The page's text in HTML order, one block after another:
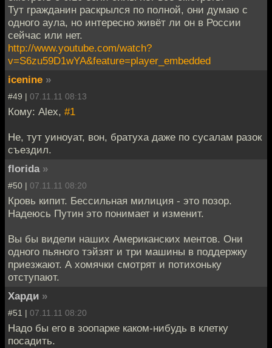
Тут гражданин раскрылся по полной, они думаю с
одного аула, но интересно живёт ли он в России
сейчас или нет.
http://www.youtube.com/watch?
v=S6zu59D1wYA&feature=player_embedded
icenine »
#49 | 07.11.11 08:13
Кому: Alex, #1
Не, тут уиноуат, вон, братуха даже по сусалам разок
съездил.
florida »
#50 | 07.11.11 08:20
Кровь кипит. Бессильная милиция - это позор.
Надеюсь Путин это понимает и изменит.
Вы бы видели наших Американских ментов. Они
одного пьяного тэйзят и три машины в поддержку
приезжают. А хомячки смотрят и потихоньку
отступают.
Харди »
#51 | 07.11.11 08:20
Надо бы его в зоопарке каком-нибудь в клетку
посадить.